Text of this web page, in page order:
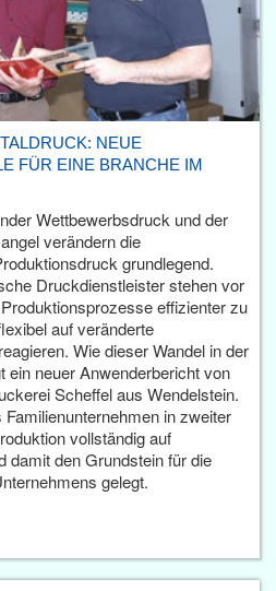
NEUE
FÜR EINE BRANCHE IM
Wettbewerbsdruck und der
verändern die
grundlegend.
Druckdienstleister stehen vor
effizienter zu
auf veränderte
Wie dieser Wandel in der
ein neuer Anwenderbericht von
Scheffel aus Wendelstein.
in zweiter
vollständig auf
damit den Grundstein für die
gelegt.